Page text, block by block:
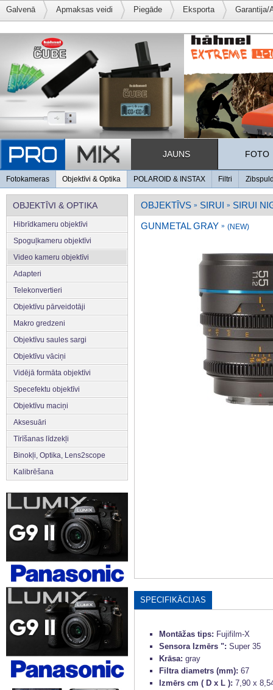
Galvenā Apmaksas veidi Piegāde Eksporta Garantija/
JAUNS FOTO
Fotokameras Objektīvi & Optika POLAROID & INSTAX Filtri
OBJEKTĪVI & OPTIKA
Hibrīdkameru objektīvi
Spoguļkameru objektīvi
Video kameru objektīvi
Adapteri
Telekonvertieri
Objektīvu pārveidotāji
Makro gredzeni
Objektīvu saules sargi
Objektīvu vāciņi
Vidējā formāta objektīvi
Specefektu objektīvi
Objektīvu maciņi
Aksesuāri
Tīrīšanas līdzekļi
Binokļi, Optika, Lens2scope
Kalibrēšana
OBJEKTĪVS » SIRUI » SIRUI
GUNMETAL GRAY » (NEW)
SPECIFIKĀCIJAS
Montāžas tips: Fujifilm-X
Sensora Izmērs ": Super 35
Krāsa: gray
Filtra diametrs (mm): 67
Izmērs cm ( D x L ): 7,90 x